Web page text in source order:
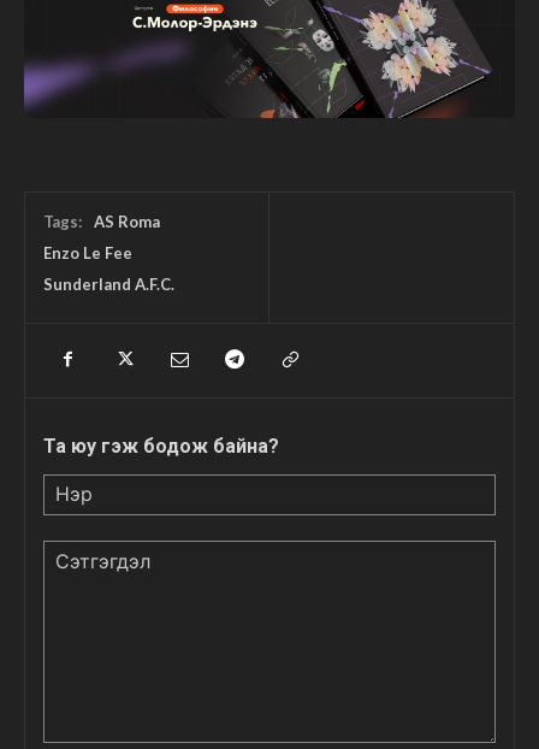
Tags:
AS Roma
Enzo Le Fee
Sunderland A.F.C.
Та юу гэж бодож байна?